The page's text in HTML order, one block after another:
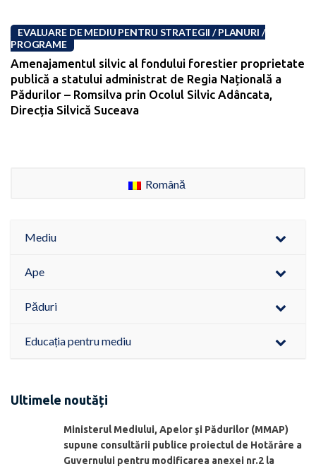
EVALUARE DE MEDIU PENTRU STRATEGII / PLANURI /
PROGRAME
Amenajamentul silvic al fondului forestier proprietate
publică a statului administrat de Regia Națională a
Pădurilor – Romsilva prin Ocolul Silvic Adâncata,
Direcția Silvică Suceava
Română
Mediu
Ape
Păduri
Educația pentru mediu
Ultimele noutăți
Ministerul Mediului, Apelor şi Pădurilor (MMAP)
supune consultării publice proiectul de Hotărâre a
Guvernului pentru modificarea anexei nr.2 la